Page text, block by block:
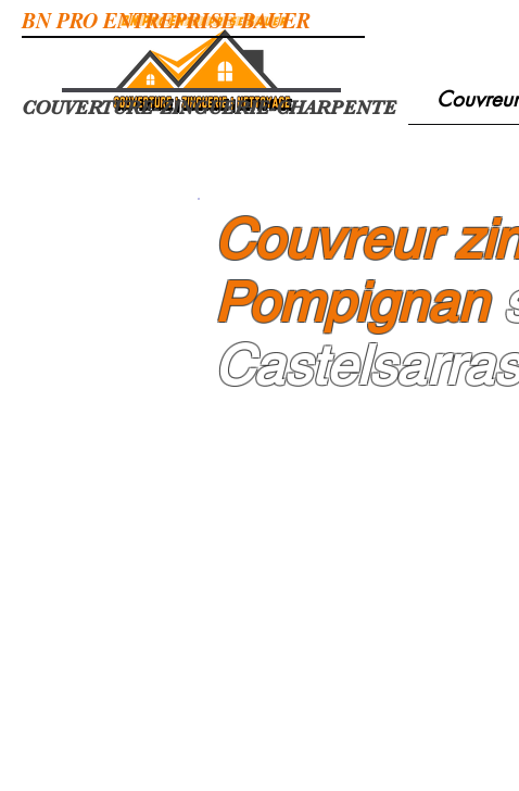
COUVERTURE-ZINGUERIE-CHARPENTE
BN PRO ENTREPRISE BAUER
Couvreur
Pompignan